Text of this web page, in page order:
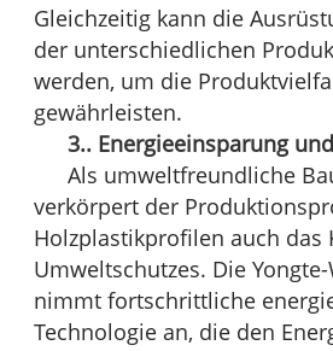
Gleichzeitig kann die
der unterschiedlichen
werden, um die
gewährleisten.
3.. Energieeinsparung
Als umweltfreundliche
verkörpert der
Holzplastikprofilen auch das
Umweltschutzes. Die
nimmt fortschrittliche
Technologie an, die den